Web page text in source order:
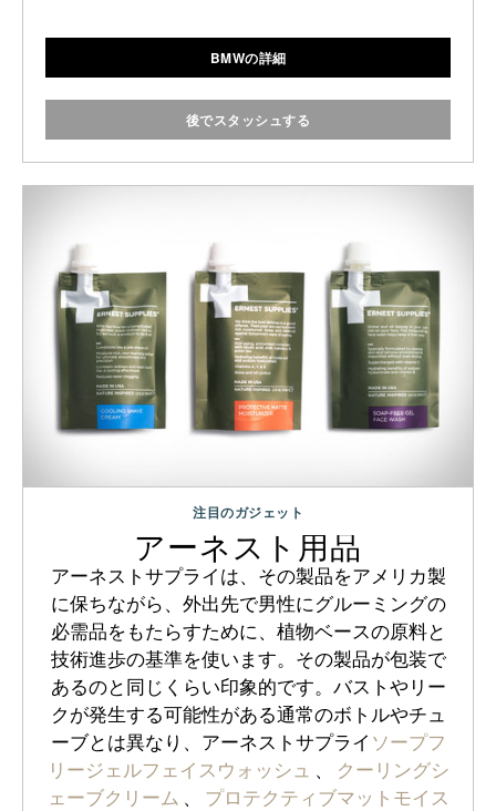
BMWの詳細
後でスタッシュする
注目のガジェット
アーネスト用品
アーネストサプライは、その製品をアメリカ製
に保ちながら、外出先で男性にグルーミングの
必需品をもたらすために、植物ベースの原料と
技術進歩の基準を使います。その製品が包装で
あるのと同じくらい印象的です。バストやリー
クが発生する可能性がある通常のボトルやチュ
ーブとは異なり、アーネストサプライ ソープフ
リージェルフェイスウォッシュ 、
クーリングシ
ェーブクリーム 、 プロテクティブマットモイス